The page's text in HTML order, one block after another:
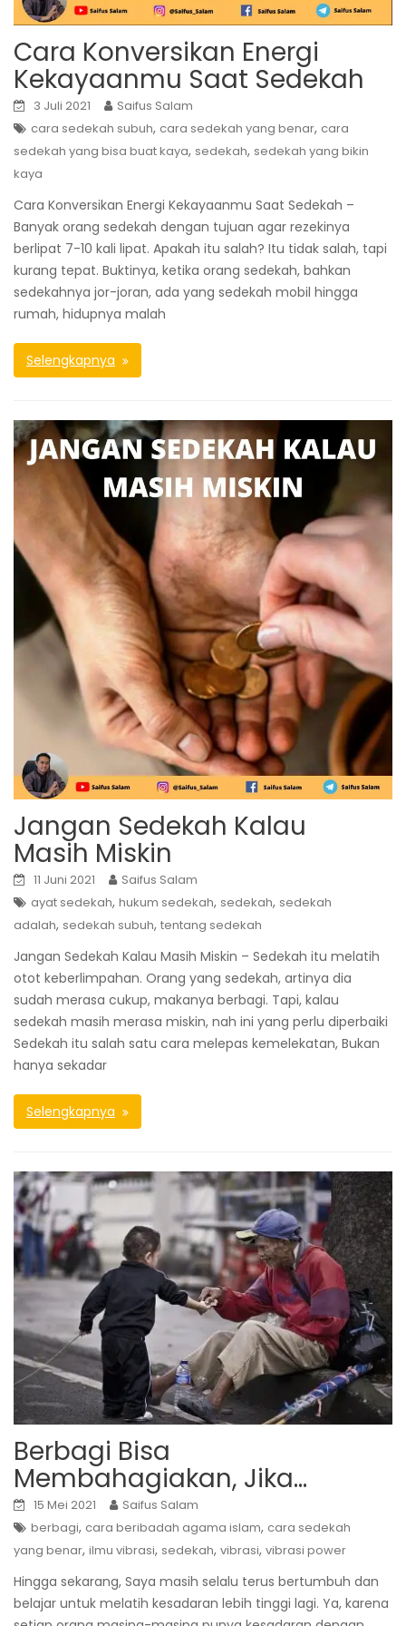
Cara Konversikan Energi
Kekayaanmu Saat Sedekah
3 Juli 2021
Saifus Salam
cara sedekah subuh, cara sedekah yang benar, cara
sedekah yang bisa buat kaya, sedekah, sedekah yang bikin
kaya
Cara Konversikan Energi Kekayaanmu Saat Sedekah –
Banyak orang sedekah dengan tujuan agar rezekinya
berlipat 7-10 kali lipat. Apakah itu salah? Itu tidak salah, tapi
kurang tepat. Buktinya, ketika orang sedekah, bahkan
sedekahnya jor-joran, ada yang sedekah mobil hingga
rumah, hidupnya malah
Selengkapnya
Jangan Sedekah Kalau
Masih Miskin
11 Juni 2021
Saifus Salam
ayat sedekah, hukum sedekah, sedekah, sedekah
adalah, sedekah subuh, tentang sedekah
Jangan Sedekah Kalau Masih Miskin – Sedekah itu melatih
otot keberlimpahan. Orang yang sedekah, artinya dia
sudah merasa cukup, makanya berbagi. Tapi, kalau
sedekah masih merasa miskin, nah ini yang perlu diperbaiki
Sedekah itu salah satu cara melepas kemelekatan, Bukan
hanya sekadar
Selengkapnya
Berbagi Bisa
Membahagiakan, Jika…
15 Mei 2021
Saifus Salam
berbagi, cara beribadah agama islam, cara sedekah
yang benar, ilmu vibrasi, sedekah, vibrasi, vibrasi power
Hingga sekarang, Saya masih selalu terus bertumbuh dan
belajar untuk melatih kesadaran lebih tinggi lagi. Ya, karena